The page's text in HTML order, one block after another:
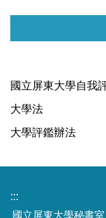
評鑑相關法規
國立屏東大學自我
大學法
大學評鑑辦法
:::
國立屏東大學秘書室